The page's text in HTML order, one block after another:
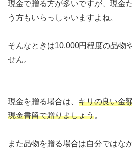
現金で贈る方が多いですが、現金
う方もいらっしゃいますよね。
そんなときは10,000円程度の品物
せん。
現金を贈る場合は、 キリの良い金
現金書留で贈りましょう。
また品物を贈る場合は自分ではな